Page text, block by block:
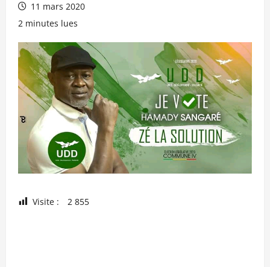
11 mars 2020
2 minutes lues
Visite : 2 855